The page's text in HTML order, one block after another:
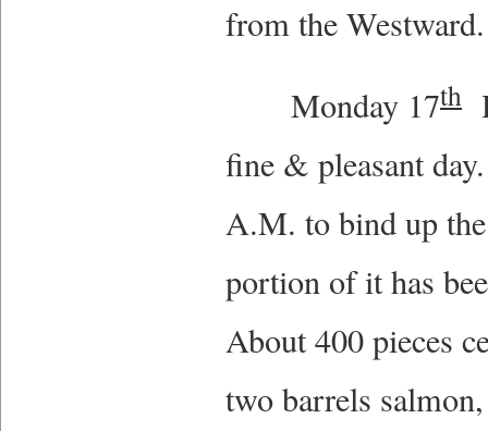
from the
Monday 17th
fine & pleasant
A.M. to bind up
portion of it has
About 400 pieces
two barrels